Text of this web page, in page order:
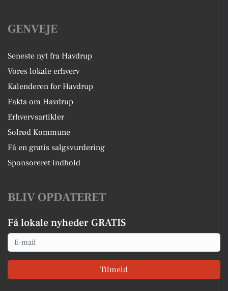
GENVEJE
Seneste nyt fra Havdrup
Vores lokale erhverv
Kalenderen for Havdrup
Fakta om Havdrup
Erhvervsartikler
Solrød Kommune
Få en gratis salgsvurdering
Sponsoreret indhold
BLIV OPDATERET
Få lokale nyheder GRATIS
Email
Tilmeld